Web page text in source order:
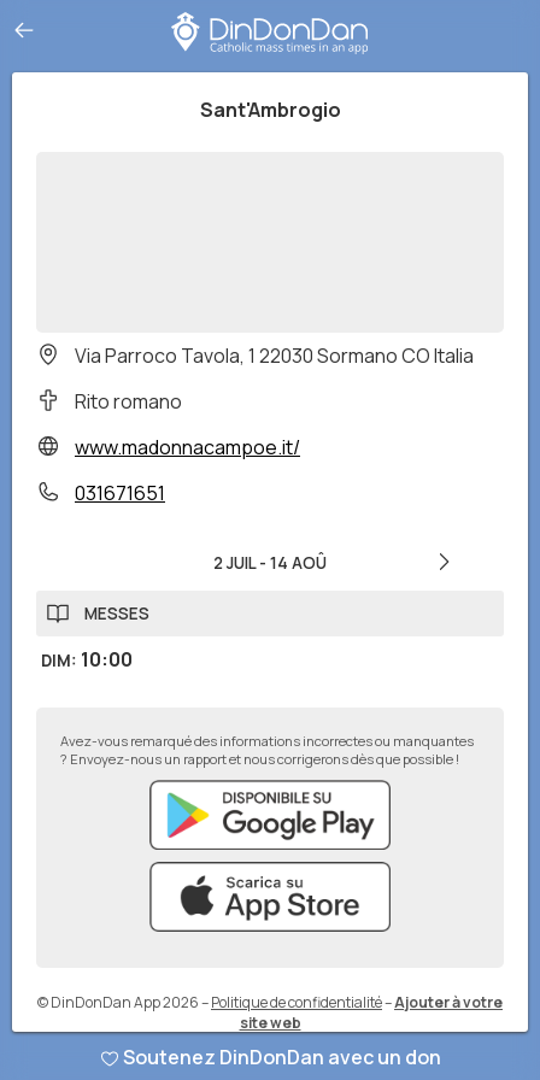
Sant'Ambrogio
Via Parroco Tavola, 1 22030 Sormano CO Italia
Rito romano
www.madonnacampoe.it/
031671651
2 JUIL- 14 AOÛ
MESSES
DIM: 10:00
Avez-vous remarqué des informations incorrectes ou manquantes
? Envoyez-nous un rapport et nous corrigerons dès que possible !
© DinDonDan App 2026–Politique de confidentialité–Ajouter à votre
site web
Soutenez DinDonDan avec un don